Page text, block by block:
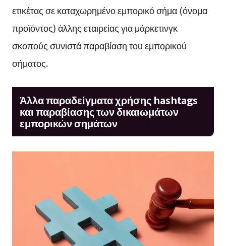
ετικέτας σε καταχωρημένο εμπορικό σήμα (όνομα
προϊόντος) άλλης εταιρείας για μάρκετινγκ
σκοπούς συνιστά παραβίαση του εμπορικού
σήματος.
Άλλα παραδείγματα χρήσης hashtags
και παραβίασης των δικαιωμάτων
εμπορικών σημάτων